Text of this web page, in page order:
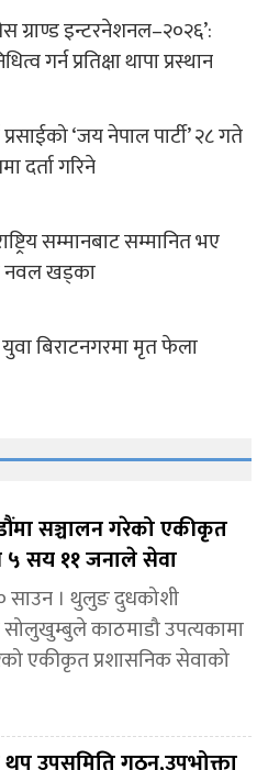
ग्राण्ड इन्टरनेशनल–२०२६’:
गर्न प्रतिक्षा थापा प्रस्थान
‘जय नेपाल पार्टी’ २८ गते
दर्ता गरिने
सम्मानबाट सम्मानित भए
नवल खड्का
बिराटनगरमा मृत फेला
सञ्चालन गरेको एकीकृत
५ सय ११ जनाले सेवा
साउन । थुलुङ दुधकोशी
सोलुखुम्बुले काठमाडौ उपत्यकामा
एकीकृत प्रशासनिक सेवाको